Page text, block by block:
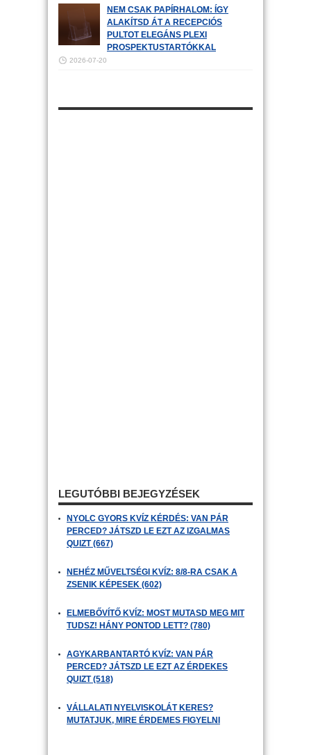
NEM CSAK PAPÍRHALOM: ÍGY
ALAKÍTSD ÁT A RECEPCIÓS
PULTOT ELEGÁNS PLEXI
PROSPEKTUSTARTÓKKAL
2026-07-20
LEGUTÓBBI BEJEGYZÉSEK
NYOLC GYORS KVÍZ KÉRDÉS: VAN PÁR
PERCED? JÁTSZD LE EZT AZ IZGALMAS
QUIZT (667)
NEHÉZ MŰVELTSÉGI KVÍZ: 8/8-RA CSAK A
ZSENIK KÉPESEK (602)
ELMEBŐVÍTŐ KVÍZ: MOST MUTASD MEG MIT
TUDSZ! HÁNY PONTOD LETT? (780)
AGYKARBANTARTÓ KVÍZ: VAN PÁR
PERCED? JÁTSZD LE EZT AZ ÉRDEKES
QUIZT (518)
VÁLLALATI NYELVISKOLÁT KERES?
MUTATJUK, MIRE ÉRDEMES FIGYELNI